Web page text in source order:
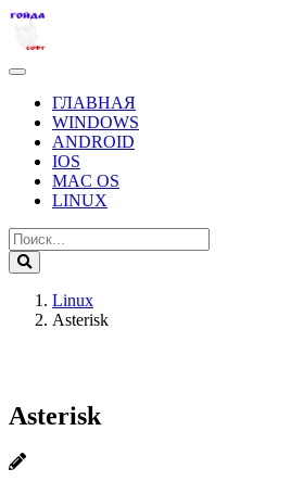
ГЛАВНАЯ
WINDOWS
ANDROID
IOS
MAC OS
LINUX
Linux
Asterisk
Asterisk